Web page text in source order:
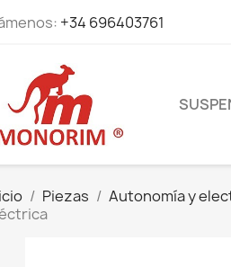
+34 696403761
Piezas Autonomía y